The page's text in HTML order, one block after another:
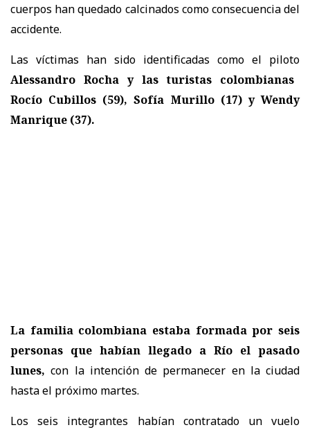
cuerpos han quedado calcinados como consecuencia del
accidente.
Las víctimas han sido identificadas como el piloto
Alessandro Rocha y las turistas colombianas
Rocío Cubillos (59), Sofía Murillo (17) y Wendy
Manrique (37).
La familia colombiana estaba formada por seis
personas que habían llegado a Río el pasado
lunes, con la intención de permanecer en la ciudad
hasta el próximo martes.
Los seis integrantes habían contratado un vuelo